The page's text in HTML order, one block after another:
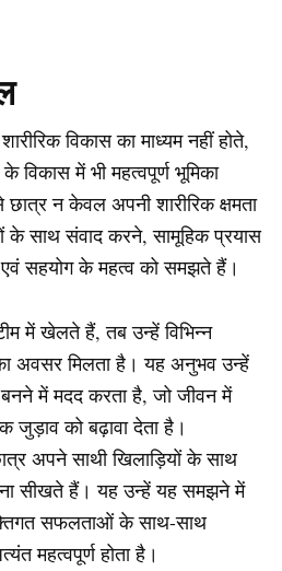
विकास का माध्यम नहीं होते,
विकास में भी महत्वपूर्ण भूमिका
न केवल अपनी शारीरिक क्षमता
के साथ संवाद करने, सामूहिक प्रयास
एवं सहयोग के महत्व को समझते हैं।
में खेलते हैं, तब उन्हें विभिन्न
अवसर मिलता है। यह अनुभव उन्हें
में मदद करता है, जो जीवन में
जुड़ाव को बढ़ावा देता है।
अपने साथी खिलाड़ियों के साथ
सीखते हैं। यह उन्हें यह समझने में
सफलताओं के साथ-साथ
महत्वपूर्ण होता है।